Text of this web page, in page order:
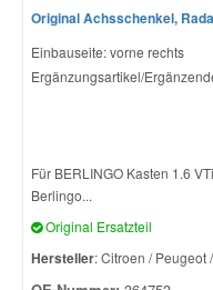
Original Achsschenkel,
Einbauseite: vorne rechts
Ergänzungsartikel/
Für BERLINGO Kasten 1.6
Berlingo...
Original Ersatzteil
Hersteller: Citroen / Peugeot